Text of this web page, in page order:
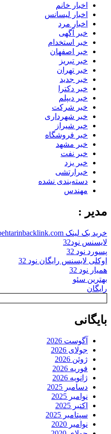
اخبار خانم
اخبار لیسانس
اخبار مرد
خبر آگهی
خبر استخدام
خبر اصفهان
خبر تبریز
خبر تهران
خبر جدید
خبر دکترا
خبر دیپلم
خبر شرکت
خبر شهرداری
خبر شیراز
خبر فروشگاه
خبر مشهد
خبر نفت
خبر یزد
خبرارتشی
دسته‌بندی نشده
مهندس
مدیر :
خرید بک لینک behtarinbacklink.com
لایسنس نود32
پسورد نود 32
اوکلی لایسنس رایگان نود 32
همیار نود 32
بهترین سئو
رایگان
بایگانی
آگوست 2026
جولای 2026
ژوئن 2026
فوریه 2026
ژانویه 2026
دسامبر 2025
نوامبر 2025
اکتبر 2025
سپتامبر 2025
نوامبر 2020